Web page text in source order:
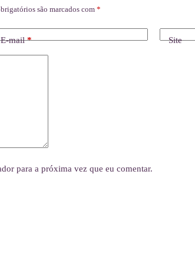
são marcados com *
E-mail* Site
para a próxima vez que eu comentar.